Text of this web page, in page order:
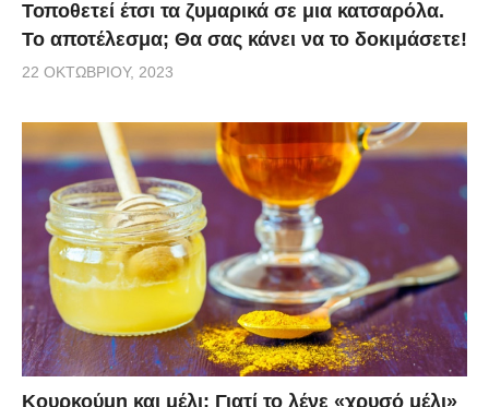
Τοποθετεί έτσι τα ζυμαρικά σε μια κατσαρόλα.
Το αποτέλεσμα; Θα σας κάνει να το δοκιμάσετε!
22 ΟΚΤΩΒΡΊΟΥ, 2023
Κουρκούμη και μέλι: Γιατί το λένε «χρυσό μέλι»